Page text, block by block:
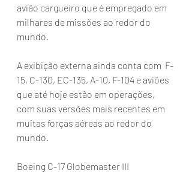
avião cargueiro que é empregado em
milhares de missões ao redor do
mundo.
A exibição externa ainda conta com  F-
15, C-130, EC-135, A-10, F-104 e aviões
que até hoje estão em operações,
com suas versões mais recentes em
muitas forças aéreas ao redor do
mundo.
Boeing C-17 Globemaster III